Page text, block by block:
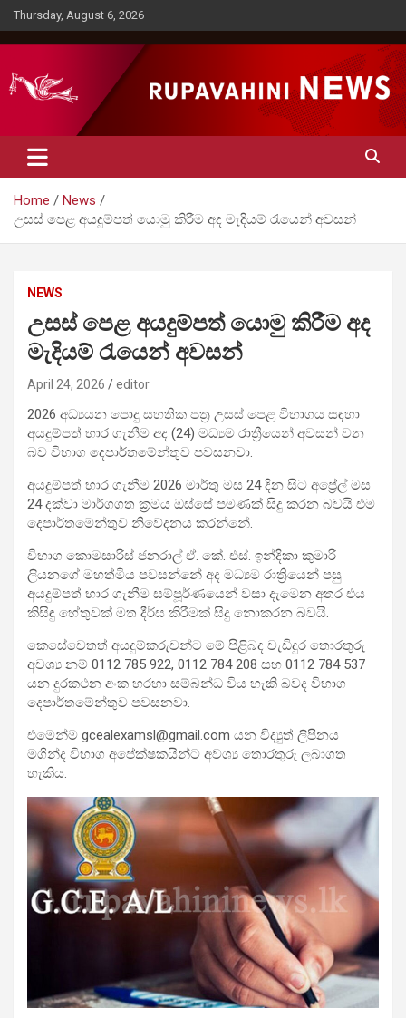
Skip
to
content
Thursday, August 6, 2026
Rupavahini News
Home
News
උසස් පෙළ අයදුම්පත් යොමු කිරීම අද මැදියම් රැයෙන් අවසන්
NEWS
උසස් පෙළ අයදුම්පත් යොමු කිරීම අද
මැදියම් රැයෙන් අවසන්
April 24, 2026 editor
2026 අධ්‍යයන පොදු සහතික පත්‍ර උසස් පෙළ විභාගය සඳහා
අයදුම්පත් භාර ගැනීම අද (24) මධ්‍යම රාත්‍රීයෙන් අවසන් වන
බව විභාග දෙපාර්තමේන්තුව පවසනවා.
අයදුම්පත් භාර ගැනීම 2026 මාර්තු මස 24 දින සිට අප්‍රේල් මස
24 දක්වා මාර්ගගත ක්‍රමය ඔස්සේ පමණක් සිදු කරන බවයි එම
දෙපාර්තමේන්තුව නිවේදනය කරන්නේ.
විභාග කොමසාරිස් ජනරාල් ඒ. කේ. එස්. ඉන්දිකා කුමාරි
ලියනගේ මහත්මිය පවසන්නේ අද මධ්‍යම රාත්‍රියෙන් පසු
අයදුම්පත් භාර ගැනීම සම්පූර්ණයෙන් වසා දැමෙන අතර එය
කිසිඳු හේතුවක් මත දීර්ඝ කිරීමක් සිදු නොකරන බවයි.
කෙසේවෙතත් අයදුම්කරුවන්ට මේ පිළිබද වැඩිදුර තොරතුරු
අවශ්‍ය නම් 0112 785 922, 0112 784 208 සහ 0112 784 537
යන දුරකථන අංක හරහා සම්බන්ධ විය හැකි බවද විභාග
දෙපාර්තමේන්තුව පවසනවා.
එමෙන්ම gcealexamsl@gmail.com යන විද්‍යුත් ලිපිනය
මගින්ද විභාග අපේක්ෂකයින්ට අවශ්‍ය තොරතුරු ලබාගත
හැකිය.